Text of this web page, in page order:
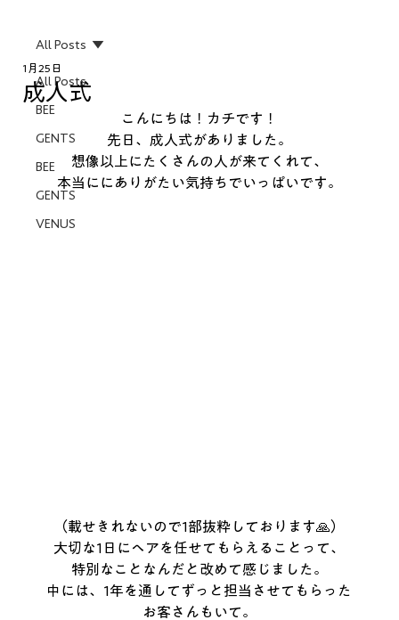
All Posts
BEE
GENTS
BEE
GENTS
VENUS
All Posts
成人式
1月25日
こんにちは！カチです！
先日、成人式がありました。
想像以上にたくさんの人が来てくれて、
本当ににありがたい気持ちでいっぱいです。
（載せきれないので1部抜粋しております🙏）
大切な1日にヘアを任せてもらえることって、
特別なことなんだと改めて感じました。
中には、1年を通してずっと担当させてもらった
お客さんもいて。